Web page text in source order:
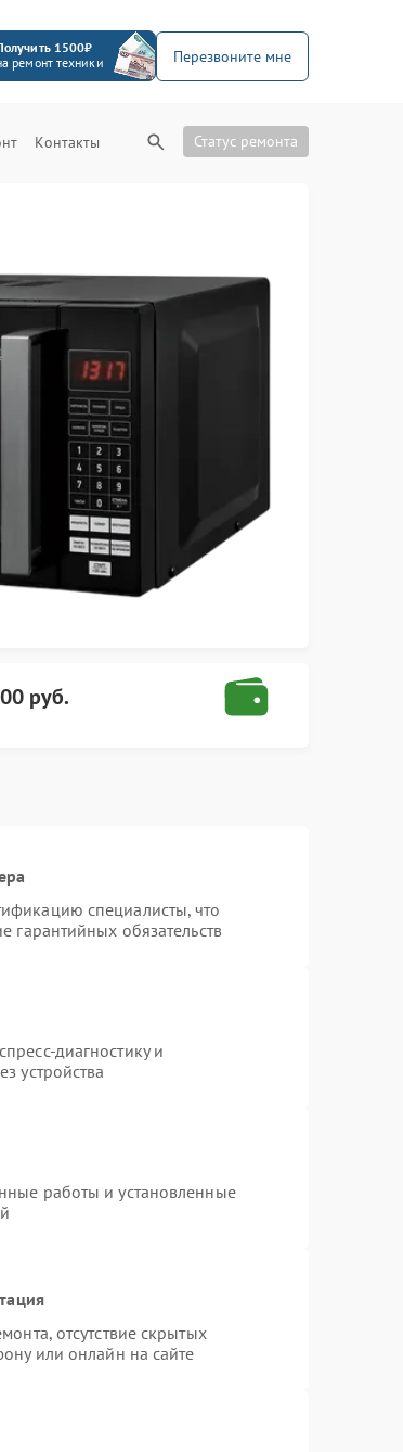
1500₽
ремонт техники
Перезвоните мне
Контакты Статус ремонта
руб.
специалисты, что
гарантийных обязательств
диагностику и
устройства
работы и установленные
отсутствие скрытых
или онлайн на сайте